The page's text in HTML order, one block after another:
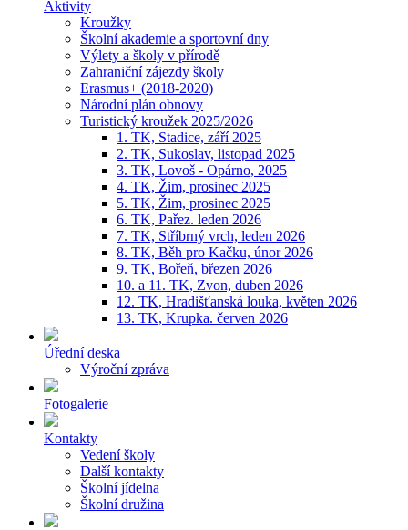
Aktivity
Kroužky
Školní akademie a sportovní dny
Výlety a školy v přírodě
Zahraniční zájezdy školy
Erasmus+ (2018-2020)
Národní plán obnovy
Turistický kroužek 2025/2026
1. TK, Stadice, září 2025
2. TK, Sukoslav, listopad 2025
3. TK, Lovoš - Opárno, 2025
4. TK, Žim, prosinec 2025
5. TK, Žim, prosinec 2025
6. TK, Pařez. leden 2026
7. TK, Stříbrný vrch, leden 2026
8. TK, Běh pro Kačku, únor 2026
9. TK, Bořeň, březen 2026
10. a 11. TK, Zvon, duben 2026
12. TK, Hradišťanská louka, květen 2026
13. TK, Krupka. červen 2026
Úřední deska
Výroční zpráva
Fotogalerie
Kontakty
Vedení školy
Další kontakty
Školní jídelna
Školní družina